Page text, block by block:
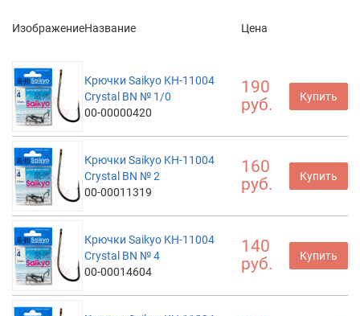
ИзображениеНазвание Цена
Крючки Saikyo KH-11004
Crystal BN № 1/0
00-00000420
190
руб.
Купить
Крючки Saikyo KH-11004
Crystal BN № 2
00-00011319
160
руб.
Купить
Крючки Saikyo KH-11004
Crystal BN № 4
00-00014604
140
руб.
Купить